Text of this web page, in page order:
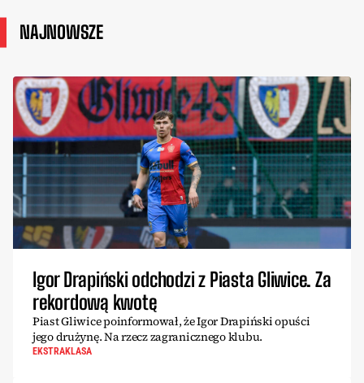
NAJNOWSZE
Igor Drapiński odchodzi z Piasta Gliwice. Za
rekordową kwotę
Piast Gliwice poinformował, że Igor Drapiński opuści
jego drużynę. Na rzecz zagranicznego klubu.
EKSTRAKLASA